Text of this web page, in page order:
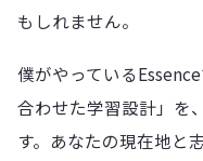
もしれません。
僕がやっている
合わせた学習設計」を
す。あなたの現在地と